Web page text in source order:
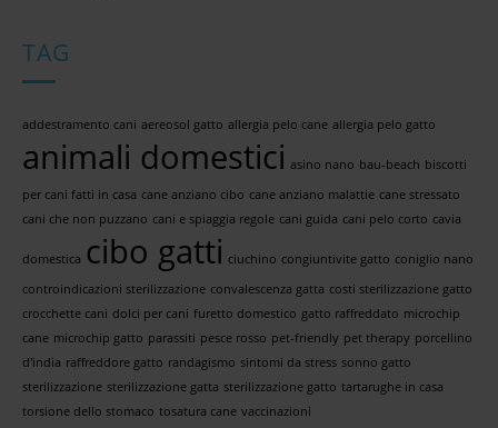
TAG
addestramento cani aereosol gatto allergia pelo cane allergia pelo gatto
animali domestici asino nano bau-beach biscotti
per cani fatti in casa cane anziano cibo cane anziano malattie cane stressato
cani che non puzzano cani e spiaggia regole cani guida cani pelo corto cavia
domestica cibo gatti ciuchino congiuntivite gatto coniglio nano
controindicazioni sterilizzazione convalescenza gatta costi sterilizzazione gatto
crocchette cani dolci per cani furetto domestico gatto raffreddato microchip
cane microchip gatto parassiti pesce rosso pet-friendly pet therapy porcellino
d'india raffreddore gatto randagismo sintomi da stress sonno gatto
sterilizzazione sterilizzazione gatta sterilizzazione gatto tartarughe in casa
torsione dello stomaco tosatura cane vaccinazioni